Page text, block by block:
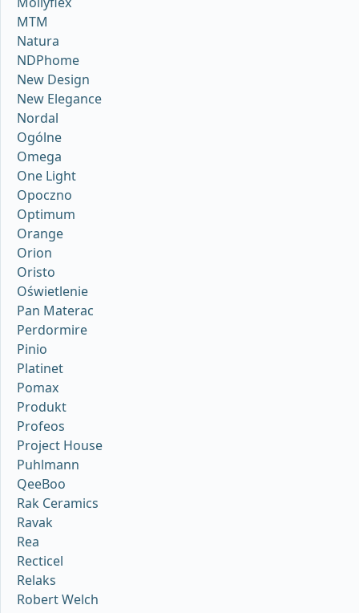
MTM
Natura
NDPhome
New Design
New Elegance
Nordal
Ogólne
Omega
One Light
Opoczno
Optimum
Orange
Orion
Oristo
Oświetlenie
Pan Materac
Perdormire
Pinio
Platinet
Pomax
Produkt
Profeos
Project House
Puhlmann
QeeBoo
Rak Ceramics
Ravak
Rea
Recticel
Relaks
Robert Welch